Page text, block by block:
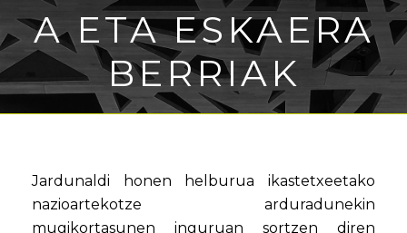
A ETA ESKAERA
BERRIAK
Jardunaldi honen helburua ikastetxeetako
nazioartekotze arduradunekin
mugikortasunen inguruan sortzen diren